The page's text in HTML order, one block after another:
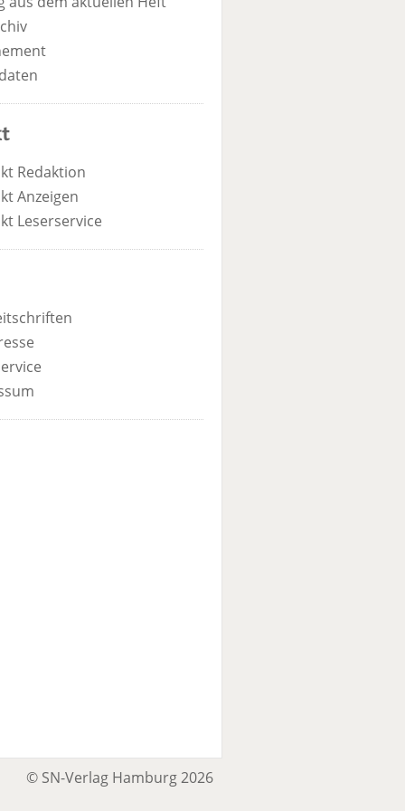
Redaktion
Anzeigen
Leserservice
© SN-Verlag Hamburg 2026